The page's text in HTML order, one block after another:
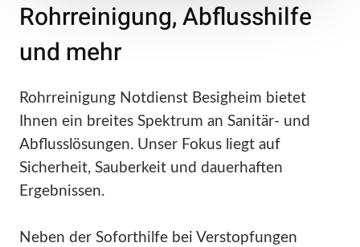
Rohrreinigung, Abflusshilfe
und mehr
Rohrreinigung Notdienst Besigheim bietet
Ihnen ein breites Spektrum an Sanitär- und
Abflusslösungen. Unser Fokus liegt auf
Sicherheit, Sauberkeit und dauerhaften
Ergebnissen.
Neben der Soforthilfe bei Verstopfungen